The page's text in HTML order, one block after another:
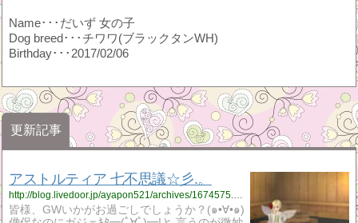
Name･･･だいず 女の子
Dog breed･･･チワワ(ブラックタンWH)
Birthday･･･2017/02/06
更新記事
アストルティア 七不思議☆彡.。
http://blog.livedoor.jp/ayapon521/archives/1674575.html
皆様、GWいかがお過ごしでしょうか？(๑•∀•๑)